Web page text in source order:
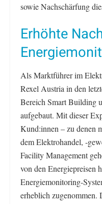
sowie Nachschärfung
Erhöhte
Als Marktführer im
Rexel Austria in den
Bereich Smart Building
aufgebaut. Mit dieser
Kund:innen – zu denen
dem Elektrohandel, -
Facility Management
von den Energiepreisen
Energiemonitoring-
erheblich zugenommen.